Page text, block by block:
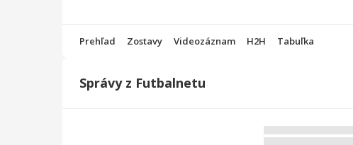
Prehľad Zostavy Videozáznam H2H Tabuľka
Správy z Futbalnetu